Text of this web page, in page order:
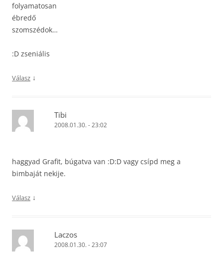
folyamatosan
ébredő
szomszédok…
:D zseniális
Válasz ↓
Tibi
2008.01.30. - 23:02
haggyad Grafit, búgatva van :D:D vagy csípd meg a
bimbaját nekije.
Válasz ↓
Laczos
2008.01.30. - 23:07